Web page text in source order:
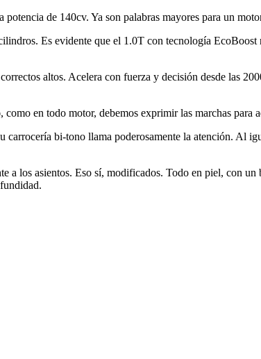
de 140cv. Ya son palabras mayores para un
Es evidente que el 1.0T con tecnología
altos. Acelera con fuerza y decisión desde las
en todo motor, debemos exprimir las marchas para
bi-tono llama poderosamente la atención. Al
a los asientos. Eso sí, modificados. Todo en piel, con